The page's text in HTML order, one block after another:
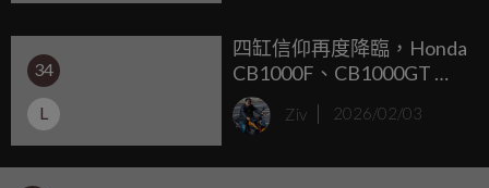
34
L
四缸信仰再度降臨，Honda
CB1000F、CB1000GT 台
灣環境部送測數據曝光
Ziv 2026/02/03